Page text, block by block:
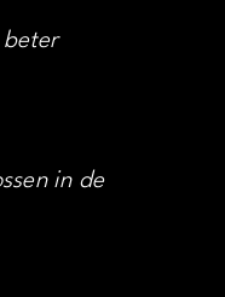
beter
in de